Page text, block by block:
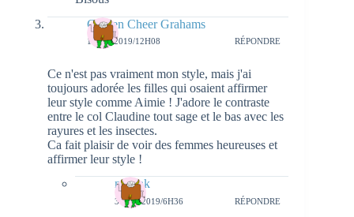
Golden Cheer Grahams
1 MAI 2019/12H08 RÉPONDRE
Ce n'est pas vraiment mon style, mais j'ai
toujours adorée les filles qui osaient affirmer
leur style comme Aimie ! J'adore le contraste
entre le col Claudine tout sage et le bas avec les
rayures et les insectes.
Ca fait plaisir de voir des femmes heureuses et
affirmer leur style !
natieak
3 MAI 2019/6H36 RÉPONDRE